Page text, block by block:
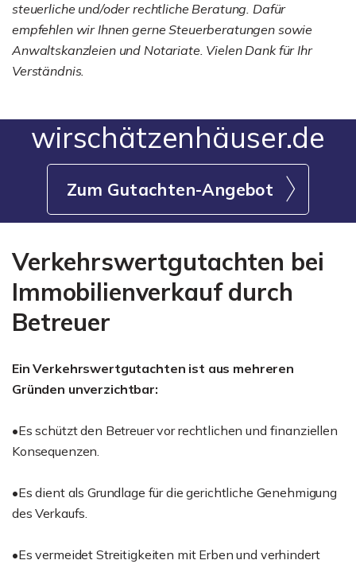
steuerliche und/oder rechtliche Beratung. Dafür
empfehlen wir Ihnen gerne Steuerberatungen sowie
Anwaltskanzleien und Notariate. Vielen Dank für Ihr
Verständnis.
wirschätzenhäuser.de
Zum Gutachten-Angebot
Verkehrswertgutachten bei
Immobilienverkauf durch
Betreuer
Ein Verkehrswertgutachten ist aus mehreren
Gründen unverzichtbar:
•Es schützt den Betreuer vor rechtlichen und finanziellen
Konsequenzen.
•Es dient als Grundlage für die gerichtliche Genehmigung
des Verkaufs.
•Es vermeidet Streitigkeiten mit Erben und verhindert